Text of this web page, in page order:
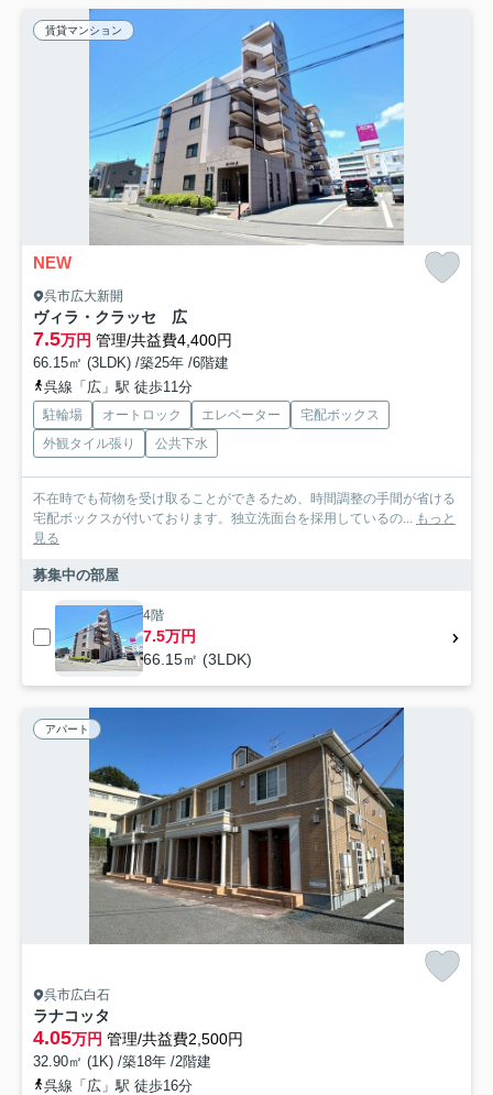
賃貸マンション
NEW
呉市広大新開
ヴィラ・クラッセ 広
7.5万円 管理/共益費4,400円
66.15㎡ (3LDK) /築25年 /6階建
呉線「広」駅 徒歩11分
駐輪場 オートロック エレベーター
宅配ボックス
外観タイル張り
公共下水
不在時でも荷物を受け取ることができるため、時間調整の手間が省ける
宅配ボックスが付いております。独立洗面台を採用しているの... もっと
見る
募集中の部屋
4階
7.5万円
66.15㎡ (3LDK)
アパート
呉市広白石
ラナコッタ
4.05万円 管理/共益費2,500円
32.90㎡ (1K) /築18年 /2階建
呉線「広」駅 徒歩16分